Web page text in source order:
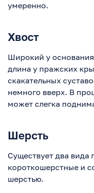
умеренно.
Хвост
Широкий у
длина у пражских
скакательных
немного вверх. В
может слегка
Шерсть
Существует два
короткошерстные и
шерстью.